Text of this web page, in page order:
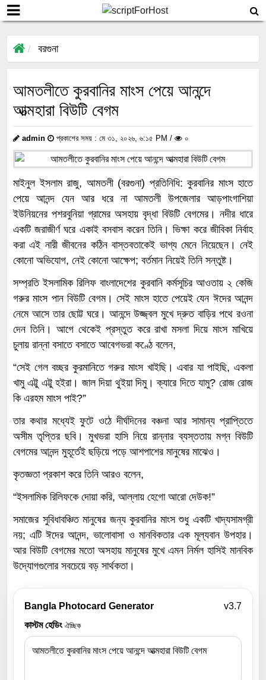
বরগুনা
আমতলীতে কুরবানির মাংস পেয়ে আনন্দে
আত্মহারা বিউটি বেগম
admin প্রকাশের সময় : মে ৩১, ২০২৬, ৬:১৫ PM / ০
মাইনুল ইসলাম রাজু, আমতলী (বরগুনা) প্রতিনিধি: কুরবানির মাংস হাতে
পেয়ে আনন্দ যেন আর ধরে না আমতলী উপজেলার আড়পাংগাশিয়া
ইউনিয়নের পশরবুনিয়া গ্রামের অসহায় বৃদ্ধা বিউটি বেগমের। নদীর ধারে
একটি জরাজীর্ণ ঘরে একাই বসবাস করেন তিনি। ভিক্ষা করে জীবিকা নির্বাহ
করা এই নারী জীবনের কঠিন বাস্তবতাকেই ভাগ্য মেনে নিয়েছেন। নেই
কোনো অভিযোগ, নেই কোনো আক্ষেপ; বর্তমান নিয়েই তিনি সন্তুষ্ট।
সম্প্রতি ইসলামিক রিলিফ বাংলাদেশের কুরবানি কর্মসূচির আওতায় ২ কেজি
গরুর মাংস পান বিউটি বেগম। সেই মাংস হাতে পেয়েই যেন ঈদের আনন্দ
নেমে আসে তার ছোট্ট ঘরে। আনন্দে উজ্জ্বল মুখে দ্রুত বাড়ির পথে রওনা
দেন তিনি। আগে থেকেই প্রস্তুত করে রাখা মসলা দিয়ে মাংস মাখিয়ে
চুলায় রান্না বসাতে বসাতে আবেগভরা কণ্ঠে বলেন,
“সেই গেল বচ্ছর কুরমানিতে গরুর মাংস খাইছি। এবার যা পাইছি, একলা
খামু এট্টু এট্টু হইরা। জাল দিয়া থুইয়া দিমু। ক্যারে দিতে যামু? রোজ রোজ
কি এরহম মাংস পাই?”
তার কথার মধ্যেই ফুটে ওঠে দীর্ঘদিনের বঞ্চনা আর সামান্য প্রাপ্তিতে
অসীম তৃপ্তির ছবি। মুখভরা হাসি নিয়ে রান্নার ব্যস্ততায় মগ্ন বিউটি
বেগমের আনন্দ মুহূর্তেই ছড়িয়ে পড়ে আশপাশের মানুষের মাঝেও।
কৃতজ্ঞতা প্রকাশ করে তিনি আরও বলেন,
“ইসলামিক রিলিফকে দোয়া করি, আল্লায় হেগো আরো দেউক!”
সমাজের সুবিধাবঞ্চিত মানুষের জন্য কুরবানির মাংস শুধু একটি খাদ্যসামগ্রী
নয়; এটি ঈদের আনন্দ, ভালোবাসা ও মানবিকতার এক মূল্যবান উপহার।
আর বিউটি বেগমের মতো অসহায় মানুষের মুখে এমন নির্মল হাসিই মানবিক
উদ্যোগগুলোর সবচেয়ে বড় সার্থকতা।
Bangla Photocard Generator
v3.7
কাস্টম হেডিং ঐচ্ছিক